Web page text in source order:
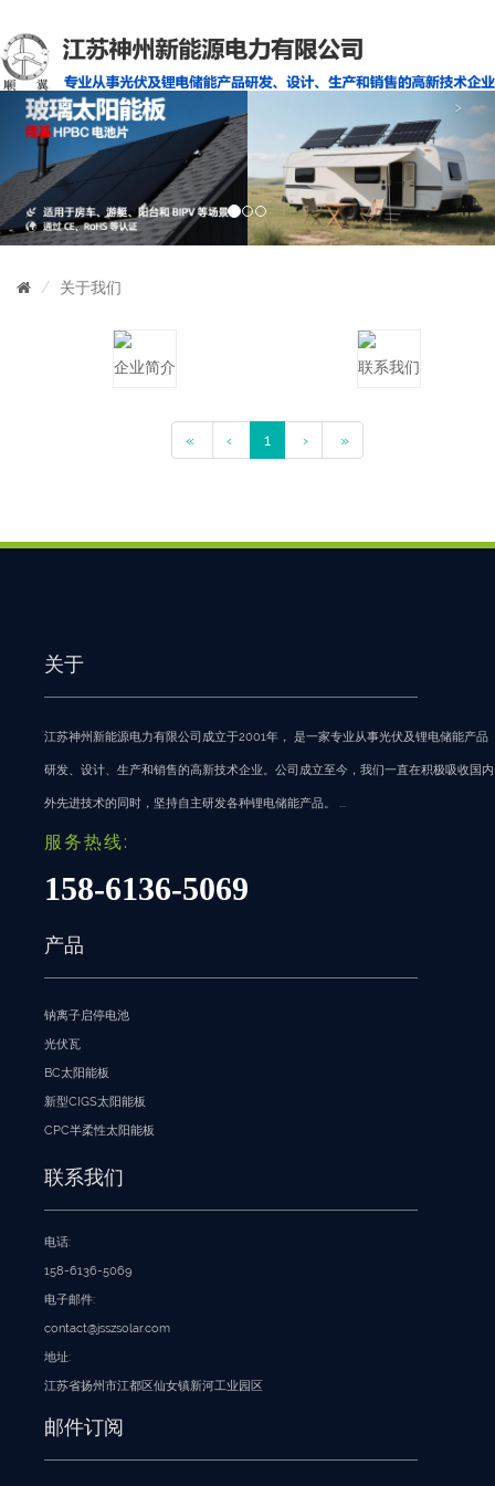
‹ ›
关于我们
企业简介 联系我们
« ‹ 1 › »
关于
江苏神州新能源电力有限公司成立于2001年， 是一家专业从事光伏及锂电储能产品
研发、设计、生产和销售的高新技术企业。公司成立至今，我们一直在积极吸收国内
外先进技术的同时，坚持自主研发各种锂电储能产品。 ...
服务热线:
158-6136-5069
产品
钠离子启停电池
光伏瓦
BC太阳能板
新型CIGS太阳能板
CPC半柔性太阳能板
联系我们
电话:
158-6136-5069
电子邮件:
contact@jsszsolar.com
地址:
江苏省扬州市江都区仙女镇新河工业园区
邮件订阅